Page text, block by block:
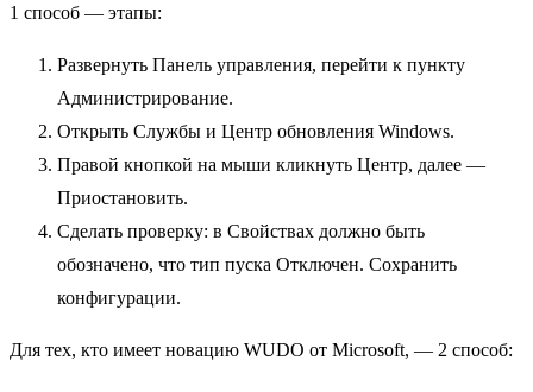
1 способ — этапы:
Развернуть Панель управления, перейти к пункту
Администрирование.
Открыть Службы и Центр обновления Windows.
Правой кнопкой на мыши кликнуть Центр, далее —
Приостановить.
Сделать проверку: в Свойствах должно быть
обозначено, что тип пуска Отключен. Сохранить
конфигурации.
Для тех, кто имеет новацию WUDO от Microsoft, — 2 способ: